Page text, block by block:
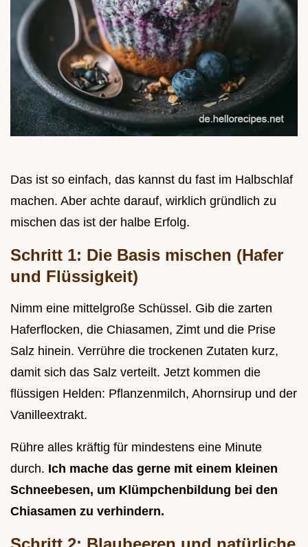
Das ist so einfach, das kannst du fast im Halbschlaf
machen. Aber achte darauf, wirklich gründlich zu
mischen das ist der halbe Erfolg.
Schritt 1: Die Basis mischen (Hafer
und Flüssigkeit)
Nimm eine mittelgroße Schüssel. Gib die zarten
Haferflocken, die Chiasamen, Zimt und die Prise
Salz hinein. Verrühre die trockenen Zutaten kurz,
damit sich das Salz verteilt. Jetzt kommen die
flüssigen Helden: Pflanzenmilch, Ahornsirup und der
Vanilleextrakt.
Rühre alles kräftig für mindestens eine Minute
durch. Ich mache das gerne mit einem kleinen
Schneebesen, um Klümpchenbildung bei den
Chiasamen zu verhindern.